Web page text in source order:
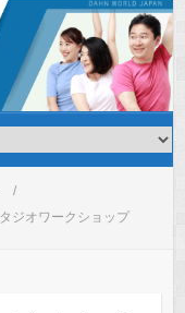
ジオワークショップ